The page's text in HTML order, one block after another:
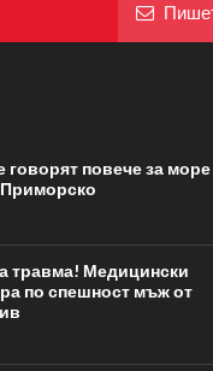
повече за море
Приморско
травма! Медицински
по спешност мъж от